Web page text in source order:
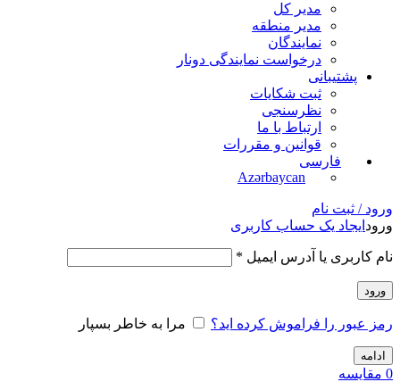
مدیر کل
مدیر منطقه
نمایندگان
درخواست نمایندگی دونار
پشتیبانی
ثبت شکایات
نظرسنجی
ارتباط با ما
قوانین و مقررات
فارسی
Azərbaycan
ورود / ثبت نام
ورود ایجاد یک حساب کاربری
نام کاربری یا آدرس ایمیل *
ورود
رمز عبور را فراموش کرده اید؟ مرا به خاطر بسپار
ادامه
0 مقايسه